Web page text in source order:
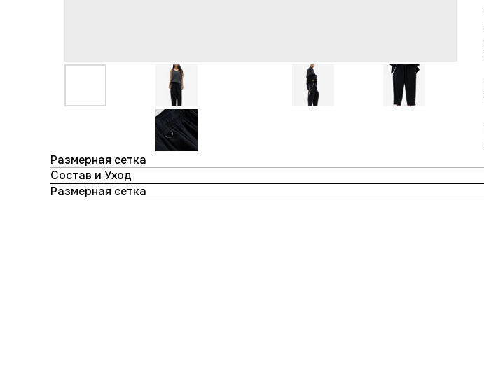
Размерная сетка
Состав и Уход
Размерная сетка